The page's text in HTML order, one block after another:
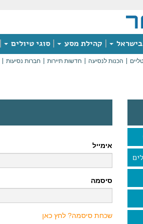
קהילת מסע סוגי טיולים
הכנות לנסיעה חדשות תיירות חברות נסיעות
אימייל
סיסמה
שכחת סיסמה? לחץ כאן